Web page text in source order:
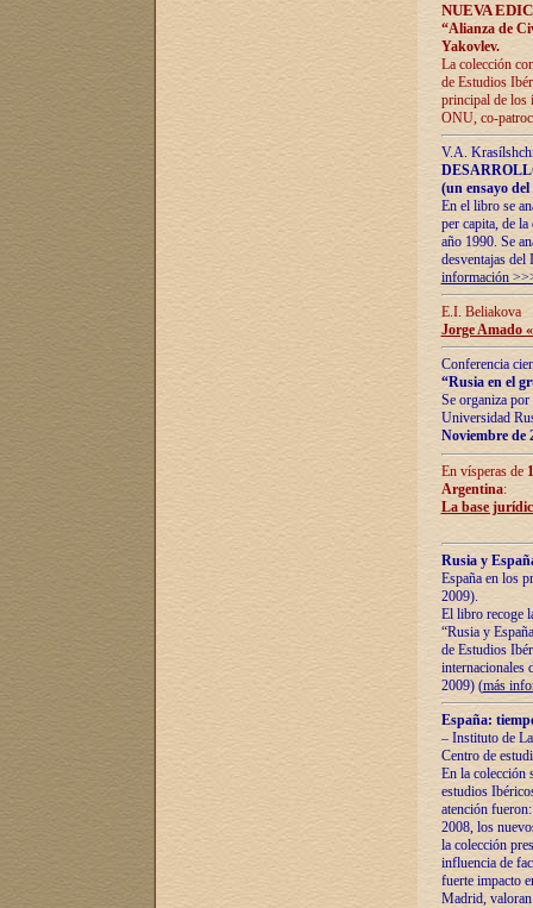
NUEVA
“Alianza de
Yakovlev.
La colección
de Estudios
principal de los
ONU, co-
V.A.
(un ensayo
En el libro se
per capita, de
año 1990. Se
desventajas
información
E.I. Beliakova
Jorge Amado
Conferencia
“Rusia en el
Se organiza
Universidad
Noviembre de
En vísperas de
Argentina:
La base
Rusia y
España en los
2009).
El libro recoge
“Rusia y
de Estudios
internacionales
2009) (más
España:
– Instituto de
Centro de
En la colección
estudios
atención
2008, los
la colección
influencia de
fuerte impacto
Madrid,